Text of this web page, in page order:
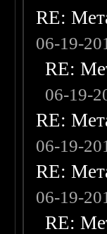
RE:
06-19-
RE:
06-19-
RE:
06-19-
RE:
06-19-
RE: